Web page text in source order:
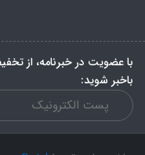
با عضویت در خبرنامه، از
باخبر شوید: